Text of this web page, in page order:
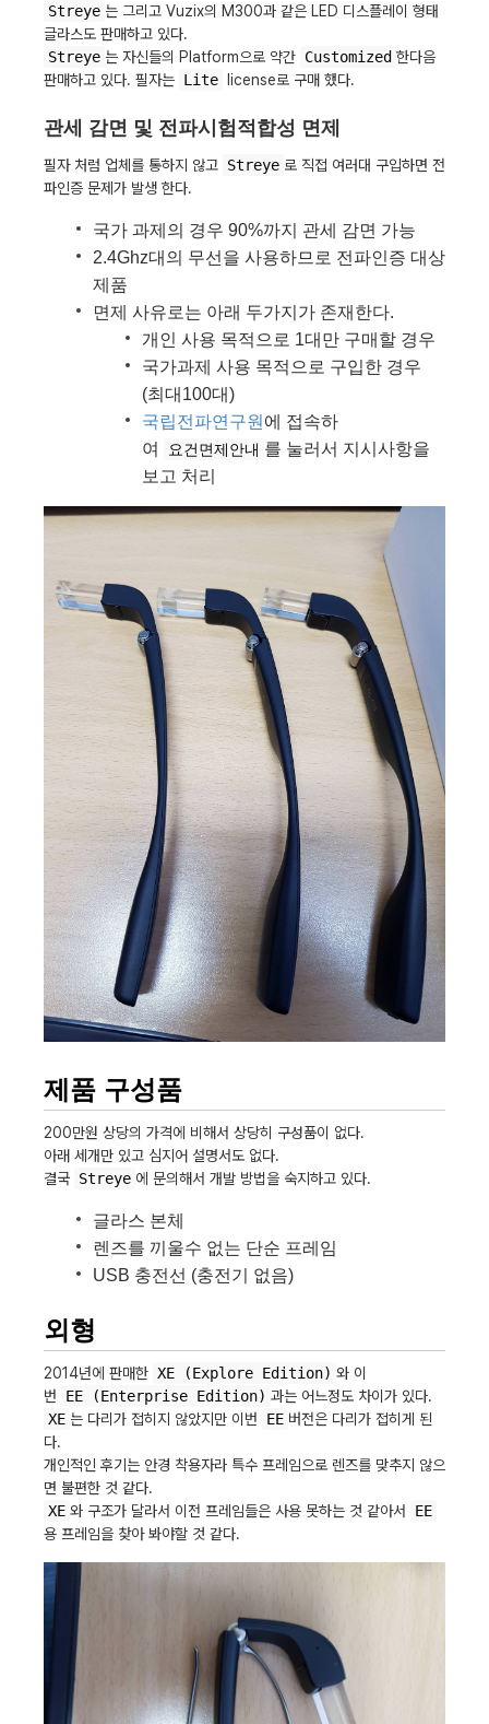
Streye 는 그리고 Vuzix의 M300과 같은 LED 디스플레이 형태
글라스도 판매하고 있다.
Streye 는 자신들의 Platform으로 약간 Customized 한다음
판매하고 있다. 필자는 Lite license로 구매 했다.
관세 감면 및 전파시험적합성 면제
필자 처럼 업체를 통하지 않고 Streye 로 직접 여러대 구입하면 전
파인증 문제가 발생 한다.
국가 과제의 경우 90%까지 관세 감면 가능
2.4Ghz대의 무선을 사용하므로 전파인증 대상
제품
면제 사유로는 아래 두가지가 존재한다.
개인 사용 목적으로 1대만 구매할 경우
국가과제 사용 목적으로 구입한 경우
(최대100대)
국립전파연구원 에 접속하
여
요건면제안내 를 눌러서 지시사항을
보고 처리
제품 구성품
200만원 상당의 가격에 비해서 상당히 구성품이 없다.
아래 세개만 있고 심지어 설명서도 없다.
결국 Streye 에 문의해서 개발 방법을 숙지하고 있다.
글라스 본체
렌즈를 끼울수 없는 단순 프레임
USB 충전선 (충전기 없음)
외형
2014년에 판매한 XE (Explore Edition) 와 이
번
EE (Enterprise Edition) 과는 어느정도 차이가 있다.
XE 는 다리가 접히지 않았지만 이번 EE 버전은 다리가 접히게 된
다.
개인적인 후기는 안경 착용자라 특수 프레임으로 렌즈를 맞추지 않으
면 불편한 것 같다.
XE 와 구조가 달라서 이전 프레임들은 사용 못하는 것 같아서
EE
용 프레임을 찾아 봐야할 것 같다.